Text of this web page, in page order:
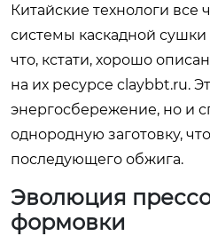
Китайские технологи
системы каскадной
что, кстати, хорошо
на их ресурсе claybbt.ru.
энергосбережение, но и
однородную заготовку,
последующего обжига.
Эволюция
формовки